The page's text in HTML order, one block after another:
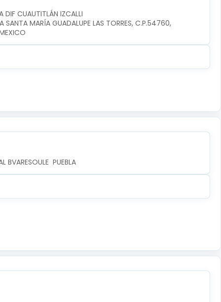
DIF CUAUTITLÁN IZCALLI
SANTA MARÍA GUADALUPE LAS TORRES, C.P.54760,
BVARESOULE  PUEBLA